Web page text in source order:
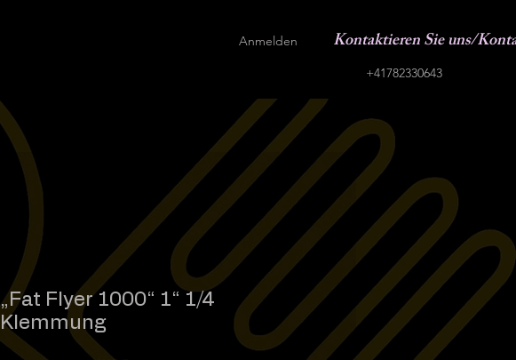
Anmelden Kontaktieren Sie uns/
+41782330643
„Fat Flyer 1000“ 1“ 1/4
Klemmung